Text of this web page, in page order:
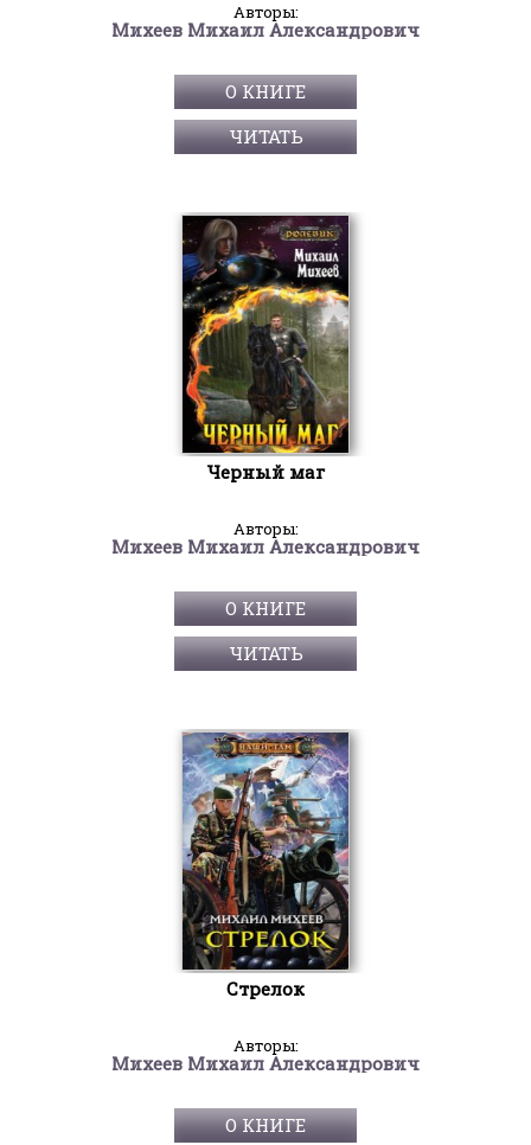
Авторы:
Михеев Михаил Александрович
О КНИГЕ
ЧИТАТЬ
Черный маг
Авторы:
Михеев Михаил Александрович
О КНИГЕ
ЧИТАТЬ
Стрелок
Авторы:
Михеев Михаил Александрович
О КНИГЕ